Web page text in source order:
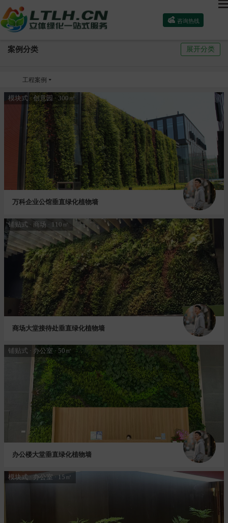
 咨询热线
案例分类 展开分类
工程案例 
模块式 · 创意园 · 300㎡
万科企业公馆垂直绿化植物墙
铺贴式 · 商场 · 110㎡
商场大堂接待处垂直绿化植物墙
铺贴式 · 办公室 · 50㎡
办公楼大堂垂直绿化植物墙
模块式 · 办公室 · 15㎡